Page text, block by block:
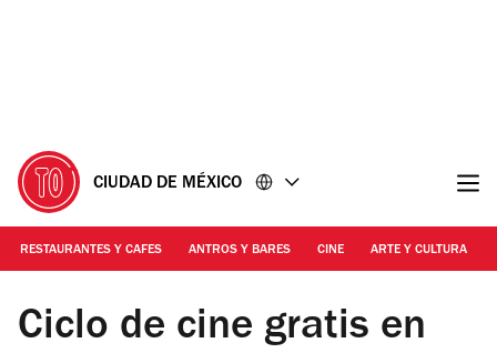
CIUDAD DE MÉXICO
RESTAURANTES Y CAFES ANTROS Y BARES CINE ARTE Y CULTURA
Foto: Cortesía Filmoteca de la UNAM
Ciclo de cine gratis en